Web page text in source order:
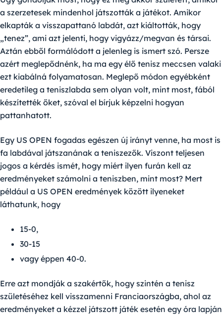
a szerzetesek mindenhol játszották a játékot. Amikor
elkapták a visszapattanó labdát, azt kiáltották, hogy
„tenez”, ami azt jelenti, hogy vigyázz/megvan és társai.
Aztán ebből formálódott a jelenleg is ismert szó. Persze
azért meglepődnénk, ha ma egy élő tenisz meccsen valaki
ezt kiabálná folyamatosan. Meglepő módon egyébként
eredetileg a teniszlabda sem olyan volt, mint most, fából
készítették őket, szóval el bírjuk képzelni hogyan
pattanhatott.
Egy US OPEN fogadas egészen új irányt venne, ha most is
fa labdával játszanának a teniszezők. Viszont teljesen
jogos a kérdés ismét, hogy miért ilyen furán kell az
eredményeket számolni a teniszben, mint most? Mert
például a US OPEN eredmények között ilyeneket
láthatunk, hogy
15-0,
30-15
vagy éppen 40-0.
Erre azt mondják a szakértők, hogy szintén a tenisz
születéséhez kell visszamenni Franciaországba, ahol az
eredményeket a kézzel játszott játék esetén egy óra lapján